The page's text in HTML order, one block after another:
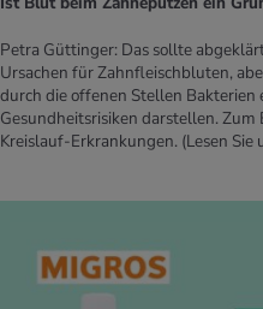
Petra Güttinger: Das sollte
Ursachen für Zahnfleischbluten,
durch die offenen Stellen Bakterien
Gesundheitsrisiken darstellen. Zum
Kreislauf-Erkrankungen. (Lesen Sie